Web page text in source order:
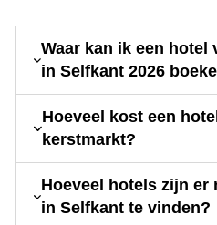
Waar kan ik een hotel
in Selfkant 2026
Hoeveel kost een
kerstmarkt?
Hoeveel hotels zijn er
in Selfkant te vinden?